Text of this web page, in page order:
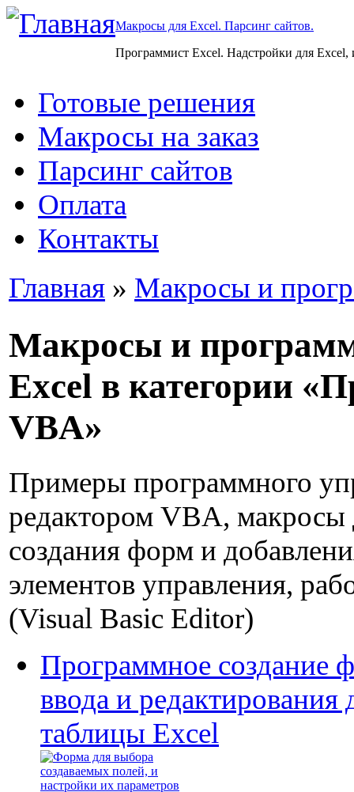
Макросы для Excel. Парсинг сайтов.
Программист Excel. Надстройки для Excel,
Готовые решения
Макросы на заказ
Парсинг сайтов
Оплата
Контакты
Главная » Макросы и
Макросы и
Excel в категории
VBA»
Примеры программного
редактором VBA, макросы
создания форм и
элементов управления,
(Visual Basic Editor)
Программное создание
ввода и редактирования
таблицы Excel